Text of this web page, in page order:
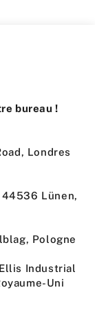
bureau !
Londres
Lünen,
Pologne
Industrial
Uni